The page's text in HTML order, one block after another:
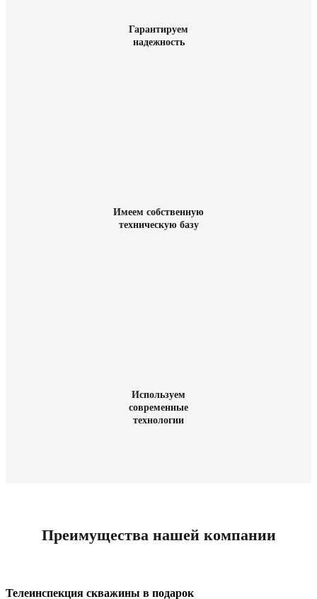
Гарантируем
надежность
Имеем собственную
техническую базу
Используем
современные
технологии
Преимущества нашей компании
Телеинспекция скважины в подарок